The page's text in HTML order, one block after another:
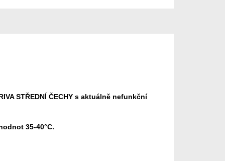
STŘEDNÍ ČECHY s aktuálně nefunkční
35-40°C.